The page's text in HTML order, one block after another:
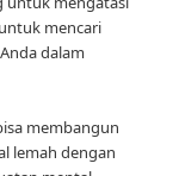
mencari
dalam
membangun
lemah dengan